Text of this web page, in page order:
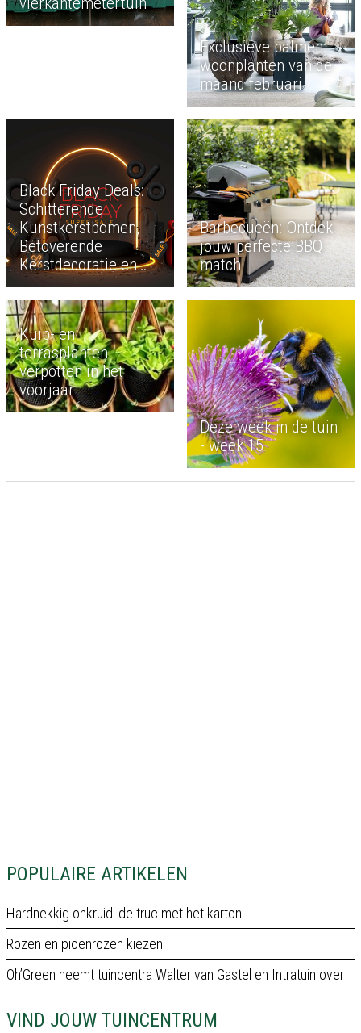
POPULAIRE ARTIKELEN
Hardnekkig onkruid: de truc met het karton
Rozen en pioenrozen kiezen
Oh’Green neemt tuincentra Walter van Gastel en Intratuin over
VIND JOUW TUINCENTRUM
Exclusieve palmen:
woonplanten van de
maand februari
Black Friday Deals:
Schitterende
Kunstkerstbomen,
Betoverende
Kerstdecoratie en
Sfeervolle Verlichting
Barbecueën: Ontdek
jouw perfecte BBQ
match!
Kuip- en
terrasplanten
verpotten in het
voorjaar
Deze week in de tuin
- week 15